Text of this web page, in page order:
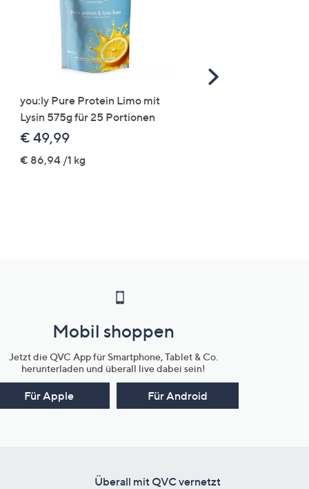
you:ly Pure Protein Limo mit
Lysin 575g für 25 Portionen
€ 49,99
€ 86,94 /1 kg
Scroll
Mobil shoppen
Jetzt die QVC App für Smartphone, Tablet & Co.
herunterladen und überall live dabei sein!
Für Apple Für Android
Überall mit QVC vernetzt